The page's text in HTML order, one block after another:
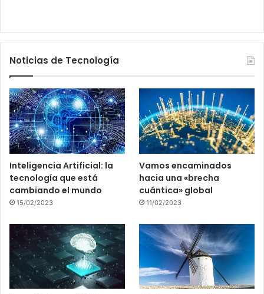
Noticias de Tecnología
Inteligencia Artificial: la
tecnología que está
cambiando el mundo
15/02/2023
Vamos encaminados
hacia una «brecha
cuántica» global
11/02/2023